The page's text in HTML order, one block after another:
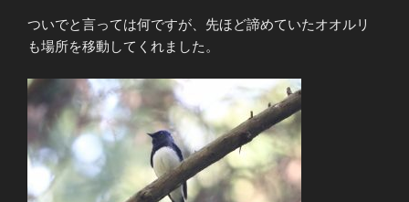
ついでと言っては何ですが、先ほど諦めていたオオルリ
も場所を移動してくれました。